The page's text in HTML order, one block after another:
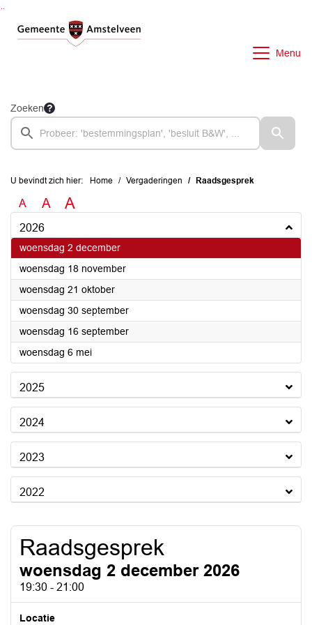
Menu
Zoeken
U bevindt zich hier: Home Vergaderingen Raadsgesprek
A A A
2026
woensdag 2 december2026
woensdag 18 november2026
woensdag 21 oktober2026
woensdag 30 september2026
woensdag 16 september2026
woensdag 6 mei2026
2025
2024
2023
2022
Raadsgesprek
woensdag 2 december 2026
19:30 - 21:00
Locatie